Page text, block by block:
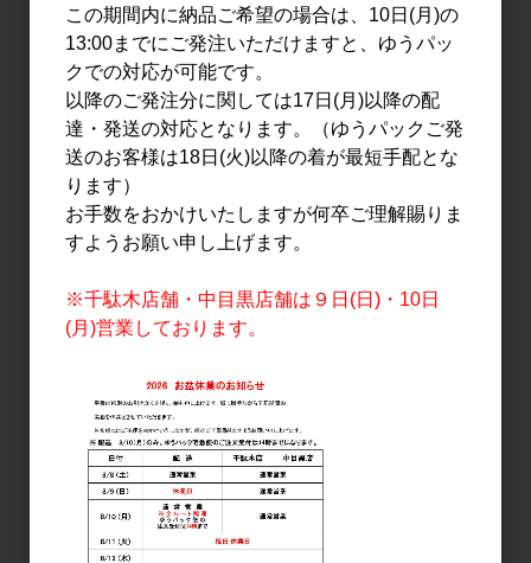
日本酒
澤屋まつもと 守破離 山田
錦 720ml
2,100円
日本酒
錦 1.8L
4,200円
日本酒
澤屋まつもと 守破離 五百
万石 720ml
1,400円
日本酒
澤屋まつもと 守破離 五百
万石 1.8L
2,800円
この期間内に納品ご希望の場合は、10日(月)の
13:00までにご発注いただけますと、ゆうパッ
クでの対応が可能です。
以降のご発注分に関しては17日(月)以降の配
達・発送の対応となります。（ゆうパックご発
送のお客様は18日(火)以降の着が最短手配とな
ります）
お手数をおかけいたしますが何卒ご理解賜りま
すようお願い申し上げます。
※千駄木店舗・中目黒店舗は９日(日)・10日
(月)営業しております。